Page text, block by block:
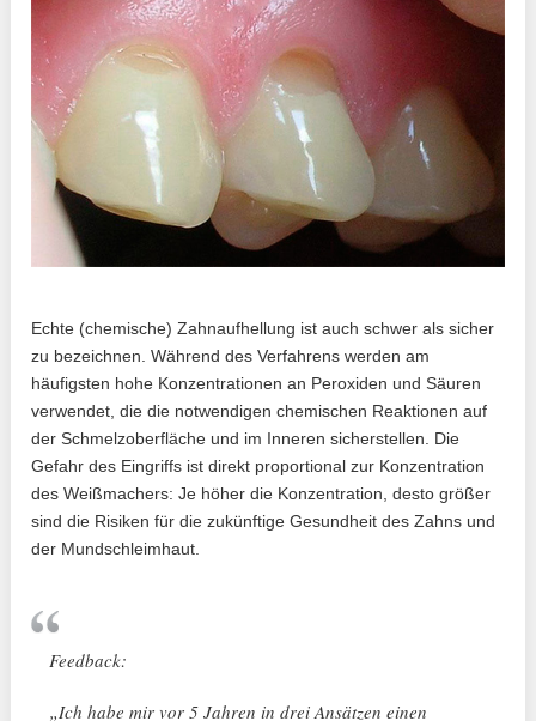
Echte (chemische) Zahnaufhellung ist auch schwer als sicher
zu bezeichnen. Während des Verfahrens werden am
häufigsten hohe Konzentrationen an Peroxiden und Säuren
verwendet, die die notwendigen chemischen Reaktionen auf
der Schmelzoberfläche und im Inneren sicherstellen. Die
Gefahr des Eingriffs ist direkt proportional zur Konzentration
des Weißmachers: Je höher die Konzentration, desto größer
sind die Risiken für die zukünftige Gesundheit des Zahns und
der Mundschleimhaut.
Feedback:
„Ich habe mir vor 5 Jahren in drei Ansätzen einen